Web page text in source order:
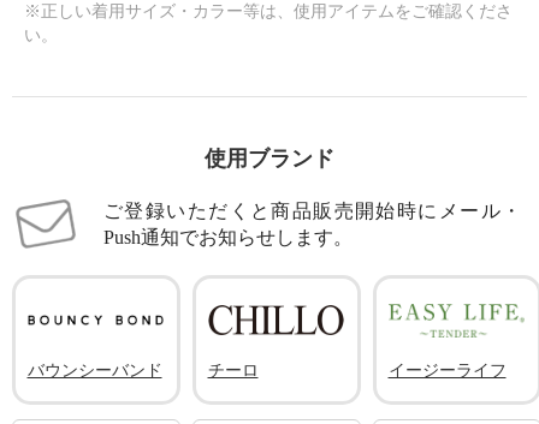
※正しい着用サイズ・カラー等は、使用アイテムをご確認くださ
い。
使用ブランド
ご登録いただくと商品販売開始時にメール・
Push通知でお知らせします。
バウンシーバンド チーロ イージーライフ